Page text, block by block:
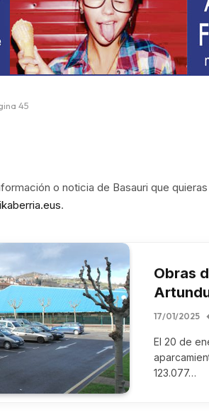
45
o noticia de Basauri que
.
Obras
17/01/2025
El 20 de
123.077…